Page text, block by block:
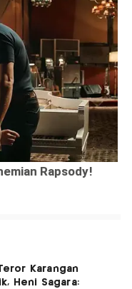
Karangan
Heni Sagara: